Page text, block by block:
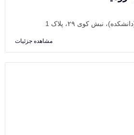
نبش کوی ۲۹، پلاک 1
مشاهده جزئیات